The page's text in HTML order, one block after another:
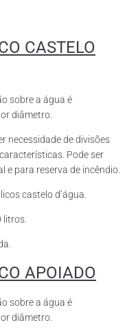
CASTELO
sobre a água é
diâmetro.
necessidade de divisões
Pode ser
e para reserva de incêndio.
castelo d’água.
litros.
APOIADO
sobre a água é
diâmetro.